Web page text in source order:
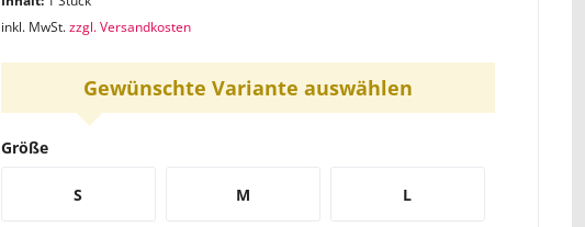
inkl. MwSt.zzgl. Versandkosten
Gewünschte Variante auswählen
Größe
S M L